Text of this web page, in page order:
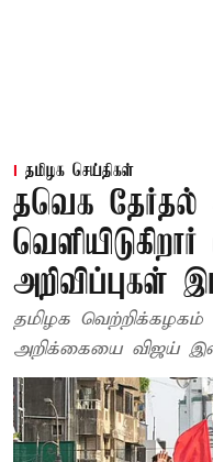
தமிழக செய்திகள்
தவெக தேர்தல்
அறிவிப்புகள்
தமிழக வெற்றிக்கழகம்
அறிக்கையை விஜய்